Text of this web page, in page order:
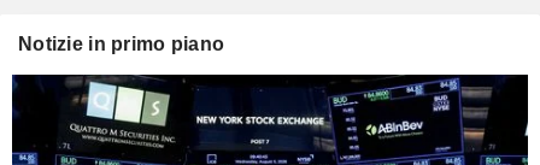
Notizie in primo piano